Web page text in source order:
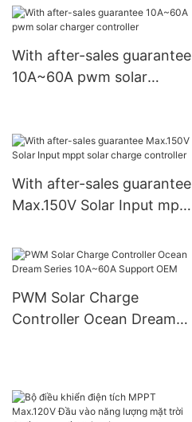
With after-sales guarantee
10A~60A pwm solar
With after-sales guarantee
Max.150V Solar Input mppt
PWM Solar Charge
Controller Ocean Dream